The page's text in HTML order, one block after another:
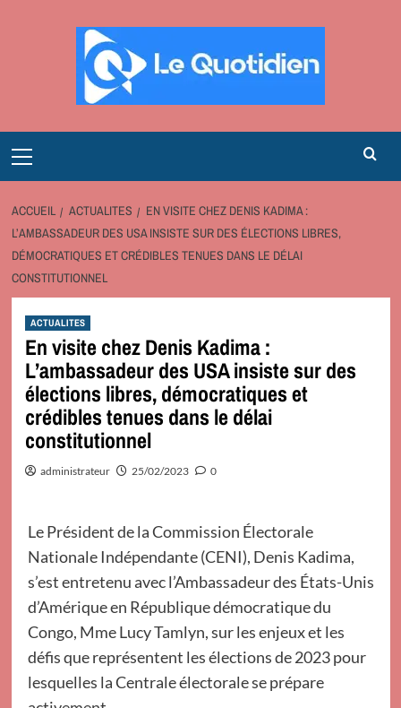
Menu
ACCUEIL ACTUALITES
EN VISITE CHEZ DENIS KADIMA :
L’AMBASSADEUR DES USA INSISTE SUR DES ÉLECTIONS LIBRES,
DÉMOCRATIQUES ET CRÉDIBLES TENUES DANS LE DÉLAI
CONSTITUTIONNEL
ACTUALITES
En visite chez Denis Kadima :
L’ambassadeur des USA insiste sur des
élections libres, démocratiques et
crédibles tenues dans le délai
constitutionnel
administrateur 25/02/2023 0
Le Président de la Commission Électorale
Nationale Indépendante (CENI), Denis Kadima,
s’est entretenu avec l’Ambassadeur des États-Unis
d’Amérique en République démocratique du
Congo, Mme Lucy Tamlyn, sur les enjeux et les
défis que représentent les élections de 2023 pour
lesquelles la Centrale électorale se prépare